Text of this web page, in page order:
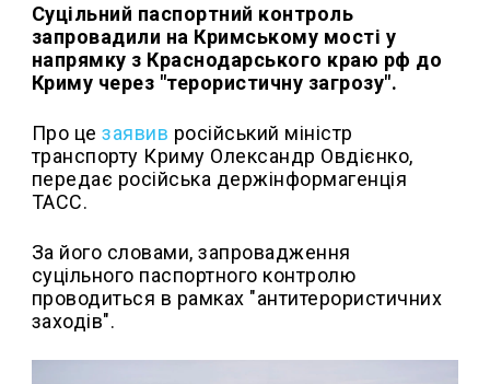
Суцільний паспортний контроль
запровадили на Кримському мості у
напрямку з Краснодарського краю рф до
Криму через "терористичну загрозу".
Про цезаявив російський міністр
транспорту Криму Олександр Овдієнко,
передає російська держінформагенція
ТАСС.
За його словами, запровадження
суцільного паспортного контролю
проводиться в рамках "антитерористичних
заходів".